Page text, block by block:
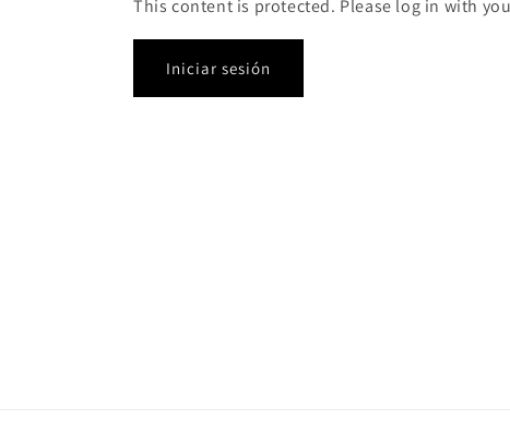
This content is protected. Please log in with
Iniciar sesión